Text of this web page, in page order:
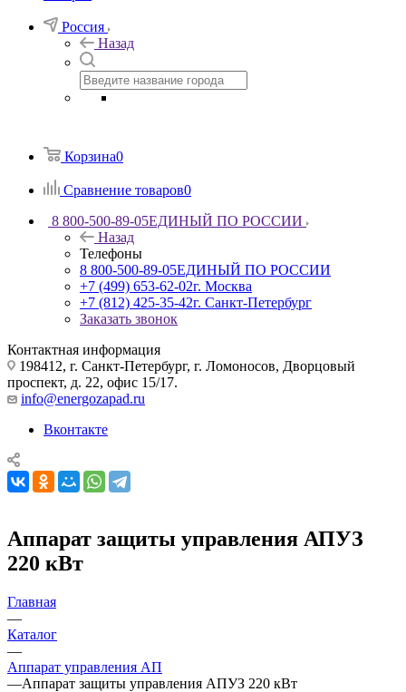
Россия
Назад
Корзина0
Сравнение товаров0
8 800-500-89-05ЕДИНЫЙ ПО РОССИИ
Назад
Телефоны
8 800-500-89-05ЕДИНЫЙ ПО РОССИИ
+7 (499) 653-62-02г. Москва
+7 (812) 425-35-42г. Санкт-Петербург
Заказать звонок
Контактная информация
198412, г. Санкт-Петербург, г. Ломоносов, Дворцовый
проспект, д. 22, офис 15/17.
info@energozapad.ru
Вконтакте
Аппарат защиты управления АПУЗ
220 кВт
Главная
—
Каталог
—
Аппарат управления АП
—Аппарат защиты управления АПУЗ 220 кВт